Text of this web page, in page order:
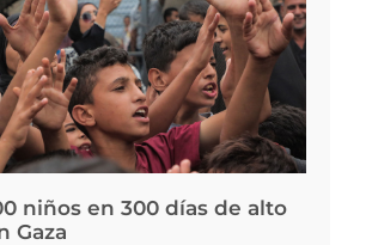
niños en 300 días de alto
Gaza